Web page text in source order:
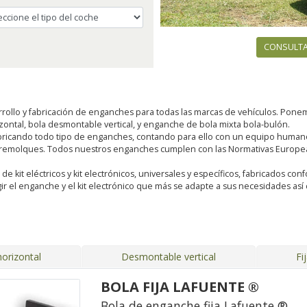
y fabricación de enganches para todas las marcas de vehículos.
bola desmontable vertical, y enganche de bola mixta bola-bulón.
todo tipo de enganches, contando para ello con un equipo
Todos nuestros enganches cumplen con las Normativas
kit eléctricos y kit electrónicos, universales y específicos, fabricados
el enganche y el kit electrónico que más se adapte a sus necesidades
Desmontable vertical
BOLA FIJA LAFUENTE ®